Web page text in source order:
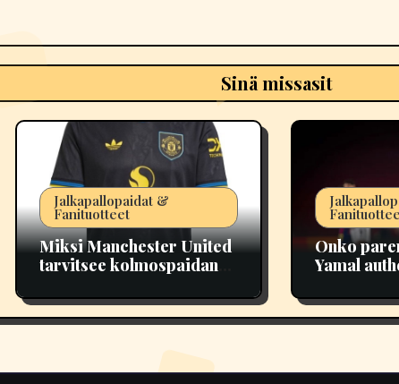
Sinä missasit
Jalkapallopaidat &
Fanituotteet
Miksi Manchester United
tarvitsee kolmospaidan?
Onko
Yamal